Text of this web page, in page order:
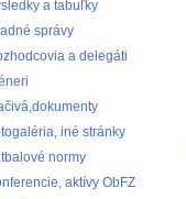
a tabuľky
správy
a delegáti
iné stránky
normy
aktívy ObFZ